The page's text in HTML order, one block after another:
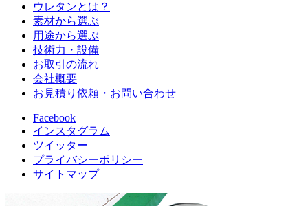
ウレタンとは？
素材から選ぶ
用途から選ぶ
技術力・設備
お取引の流れ
会社概要
お見積り依頼・お問い合わせ
Facebook
インスタグラム
ツイッター
プライバシーポリシー
サイトマップ